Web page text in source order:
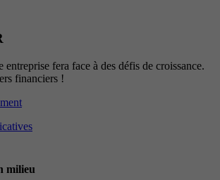
fera face à des défis de croissance.
financiers !
milieu